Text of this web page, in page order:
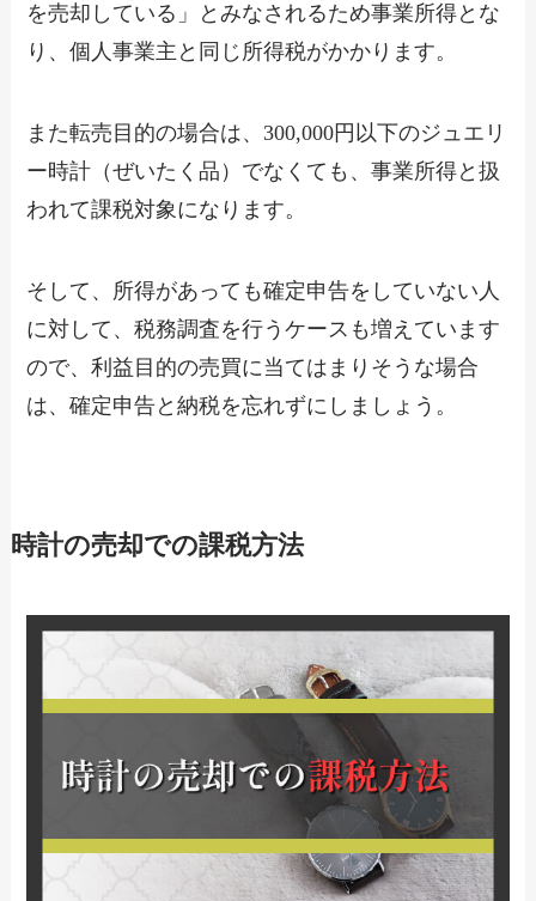
を売却している」とみなされるため事業所得とな
り、個人事業主と同じ所得税がかかります。
また転売目的の場合は、300,000円以下のジュエリ
ー時計（ぜいたく品）でなくても、事業所得と扱
われて課税対象になります。
そして、所得があっても確定申告をしていない人
に対して、税務調査を行うケースも増えています
ので、利益目的の売買に当てはまりそうな場合
は、確定申告と納税を忘れずにしましょう。
時計の売却での課税方法